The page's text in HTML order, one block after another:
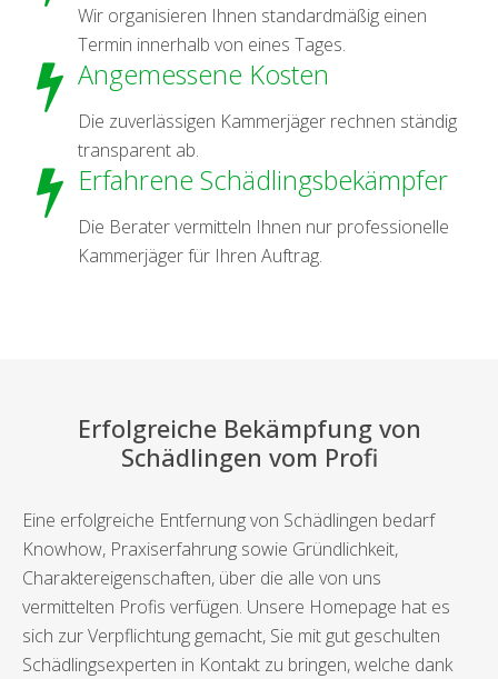
Wir organisieren Ihnen standardmäßig einen
Termin innerhalb von eines Tages.
Angemessene Kosten
Die zuverlässigen Kammerjäger rechnen ständig
transparent ab.
Erfahrene Schädlingsbekämpfer
Die Berater vermitteln Ihnen nur professionelle
Kammerjäger für Ihren Auftrag.
Erfolgreiche Bekämpfung von
Schädlingen vom Profi
Eine erfolgreiche Entfernung von Schädlingen bedarf
Knowhow, Praxiserfahrung sowie Gründlichkeit,
Charaktereigenschaften, über die alle von uns
vermittelten Profis verfügen. Unsere Homepage hat es
sich zur Verpflichtung gemacht, Sie mit gut geschulten
Schädlingsexperten in Kontakt zu bringen, welche dank